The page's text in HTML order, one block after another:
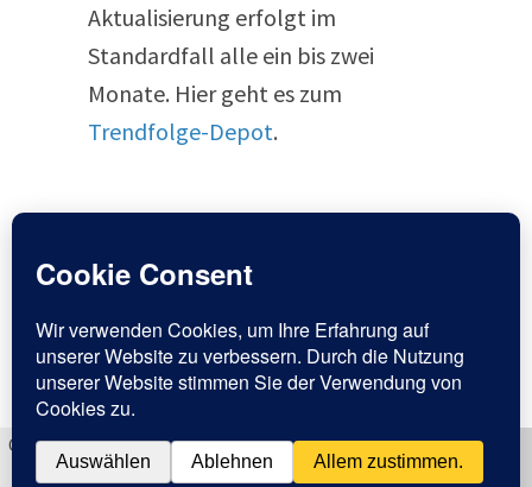
Aktualisierung erfolgt im
Standardfall alle ein bis zwei
Monate. Hier geht es zum
Trendfolge-Depot.
Copyright 2016 - Passiver Geldfluss Academy - All Rights
Cookies erleichtern die Bereitstellung unserer Dienste. Mit der
Nutzung unserer Dienste erklären Sie sich damit